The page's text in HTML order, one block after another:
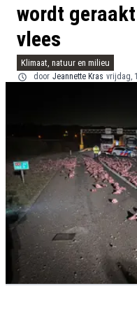
wordt
vlees
Klimaat, natuur en milieu
door Jeannette Kras vrijdag,